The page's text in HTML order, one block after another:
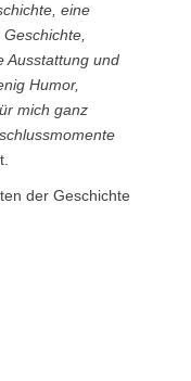
eine
Ausstattung und
Humor,
mich ganz
der Geschichte